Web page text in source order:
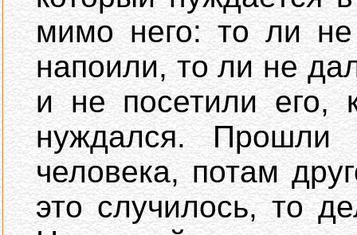
мимо него: то ли
напоили, то ли не
и не посетили его,
нуждался. Прошли
человека, потам
это случилось, то